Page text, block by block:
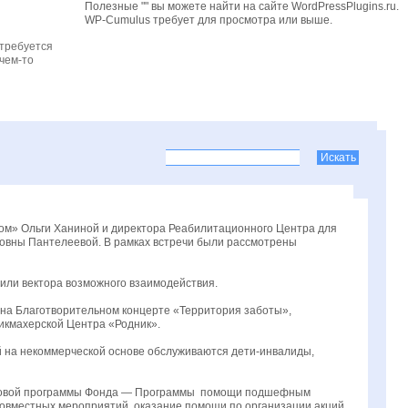
то
Полезные "" вы можете найти на сайте WordPressPlugins.ru.
WP-Cumulus требует для просмотра или выше.
Ольги Ханиной и директора Реабилитационного Центра для
Пантелеевой. В рамках встречи были рассмотрены
вектора возможного взаимодействия.
Благотворительном концерте «Территория заботы»,
Центра «Родник».
некоммерческой основе обслуживаются дети-инвалиды,
программы Фонда — Программы помощи подшефным